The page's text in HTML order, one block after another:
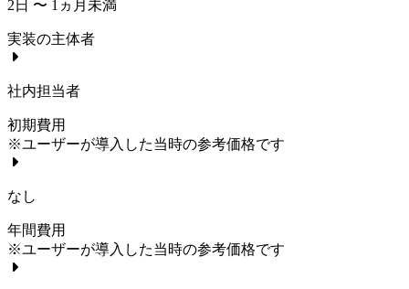
2日 〜 1ヵ月未満
実装の主体者
社内担当者
初期費用
※ユーザーが導入した当時の参考価格です
なし
年間費用
※ユーザーが導入した当時の参考価格です